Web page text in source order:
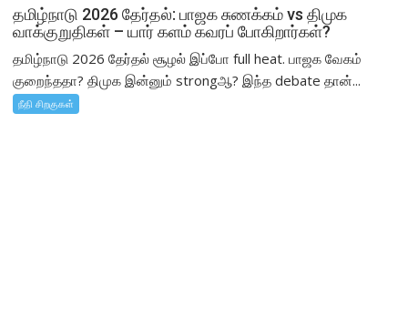
தமிழ்நாடு 2026 தேர்தல்: பாஜக சுணக்கம் vs திமுக
வாக்குறுதிகள் – யார் களம் கவரப் போகிறார்கள்?
தமிழ்நாடு 2026 தேர்தல் சூழல் இப்போ full heat. பாஜக வேகம்
குறைந்ததா? திமுக இன்னும் strongஆ? இந்த debate தான்...
நீதி சிறகுகள்